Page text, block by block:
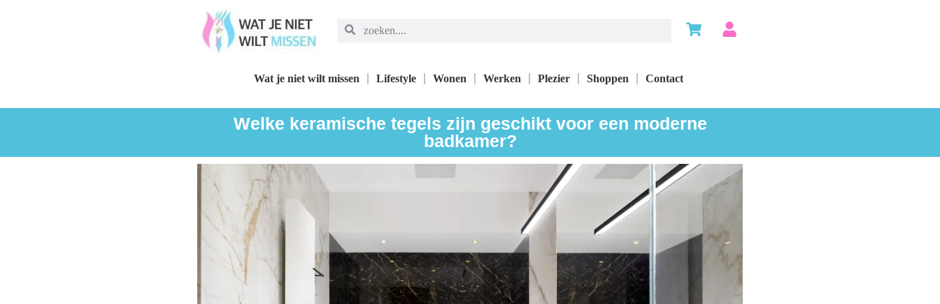
Wat je niet wilt missen Lifestyle Wonen Werken Plezier Shoppen Contact
Welke keramische tegels zijn geschikt voor een moderne
badkamer?